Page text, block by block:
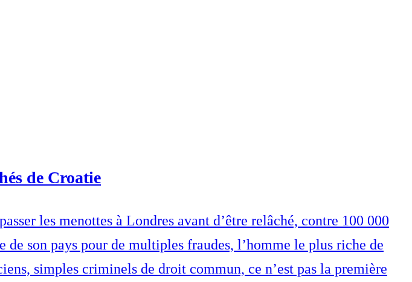
de Croatie
les menottes à Londres avant d’être relâché, contre 100 000
son pays pour de multiples fraudes, l’homme le plus riche de
simples criminels de droit commun, ce n’est pas la première